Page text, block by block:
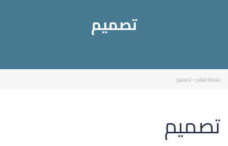
تصميم
منصة تعلم>تصميم
تصميم